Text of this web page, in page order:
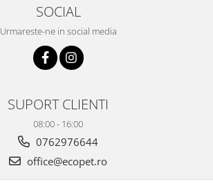
SOCIAL
Urmareste-ne in social media
SUPORT CLIENTI
08:00 - 16:00
0762976644
office@ecopet.ro